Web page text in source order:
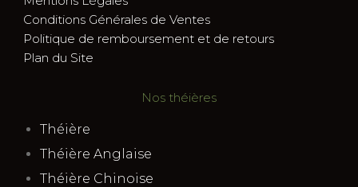
Conditions Générales de Ventes
Politique de remboursement et de retours
Plan du Site
Nos théières
Théière
Théière Anglaise
Théière Chinoise